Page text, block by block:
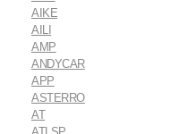
AIKE
AILI
AMP
ANDYCAR
APP
ASTERRO
AT